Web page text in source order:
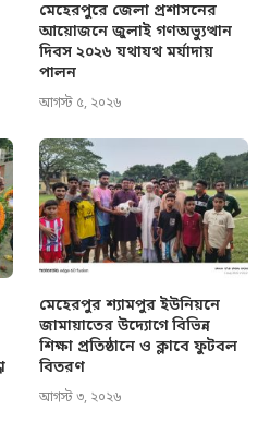
মেহেরপুরে জেলা প্রশাসনের
আয়োজনে জুলাই গণঅভ্যুত্থান
দিবস ২০২৬ যথাযথ মর্যাদায়
পালন
আগস্ট ৫, ২০২৬
মেহেরপুর শ্যামপুর ইউনিয়নে
জামায়াতের উদ্যোগে বিভিন্ন
শিক্ষা প্রতিষ্ঠানে ও ক্লাবে ফুটবল
বিতরণ
আগস্ট ৩, ২০২৬